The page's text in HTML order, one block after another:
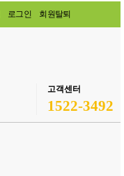
로그인 회원탈퇴
고객센터
1522-3492